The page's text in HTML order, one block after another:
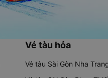
Vé tàu hỏa
Vé tàu Sài Gòn Nha